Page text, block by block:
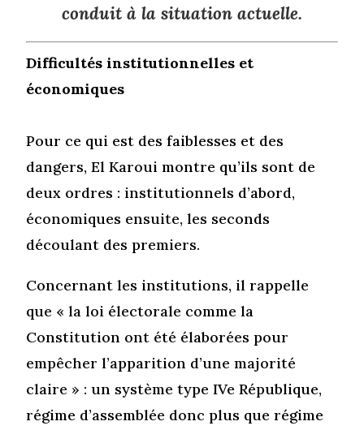
conduit à la situation actuelle.
Difficultés institutionnelles et
économiques
Pour ce qui est des faiblesses et des
dangers, El Karoui montre qu’ils sont de
deux ordres : institutionnels d’abord,
économiques ensuite, les seconds
découlant des premiers.
Concernant les institutions, il rappelle
que « la loi électorale comme la
Constitution ont été élaborées pour
empêcher l’apparition d’une majorité
claire » : un système type IVe République,
régime d’assemblée donc plus que régime